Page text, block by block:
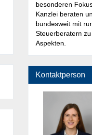
besonderen
Kanzlei beraten
bundesweit mit
Steuerberatern
Aspekten.
Kontaktperson